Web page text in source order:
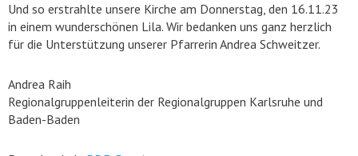
Und so erstrahlte unsere Kirche am Donnerstag, den 16.11.23
in einem wunderschönen Lila. Wir bedanken uns ganz herzlich
für die Unterstützung unserer Pfarrerin Andrea Schweitzer.
Andrea Raih
Regionalgruppenleiterin der Regionalgruppen Karlsruhe und
Baden-Baden